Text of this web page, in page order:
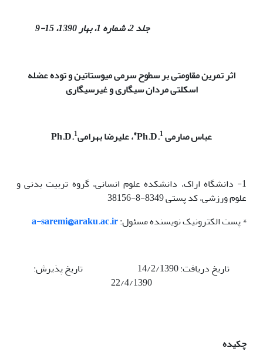
جلد 2، شماره 1، بهار 1390، 15
-9
اثر تمرین مقاومتی بر سطوح سرمی میوستاتین و توده عضله
اسکلتی مردان سیگاری و غیرسیگاری
عباس صارمی Ph.D.1* ، علیرضا بهرامی Ph.D.1
1- دانشگاه اراک، دانشکده علوم انسانی، گروه تربیت بدنی و
علوم ورزشی، کد پستی 8349-8-38156
* پست الکترونیک نویسنده مسئول:a-saremi@araku.ac.ir
تاریخ دریافت: 14/2/1390 تاریخ پذیرش:
22/4/1390
چکیده